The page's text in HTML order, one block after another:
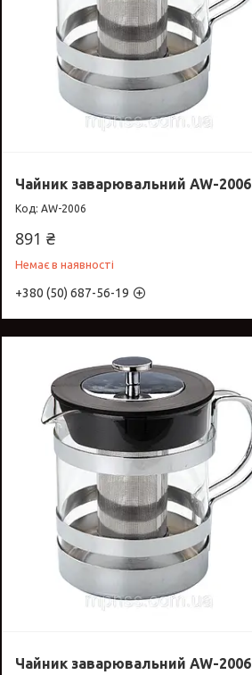
Чайник заварювальний AW-2006
AW-2006
891 ₴
Немає в наявності
+380 (50) 687-56-19
Чайник заварювальний AW-2006